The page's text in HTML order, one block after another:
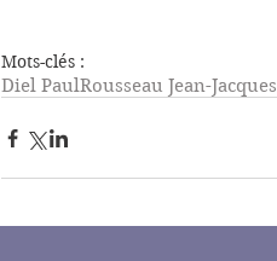
Mots-clés :
Diel PaulRousseau Jean-Jacques